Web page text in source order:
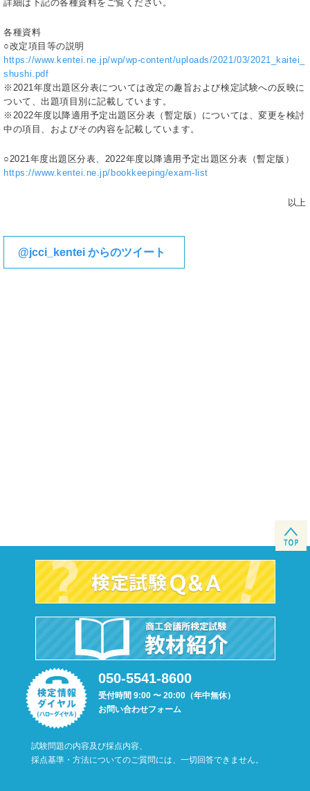
詳細は下記の各種資料をご覧ください。
各種資料
○改定項目等の説明
https://www.kentei.ne.jp/wp/wp-content/uploads/2021/03/2021_kaitei_
shushi.pdf
※2021年度出題区分表については改定の趣旨および検定試験への反映に
ついて、出題項目別に記載しています。
※2022年度以降適用予定出題区分表（暫定版）については、変更を検討
中の項目、およびその内容を記載しています。
○2021年度出題区分表、2022年度以降適用予定出題区分表（暫定版）
https://www.kentei.ne.jp/bookkeeping/exam-list
以上
@jcci_kentei からのツイート
050-5541-8600
受付時間 9:00 〜 20:00（年中無休）
お問い合わせフォーム
試験問題の内容及び採点内容、
採点基準・方法についてのご質問には、一切回答できません。